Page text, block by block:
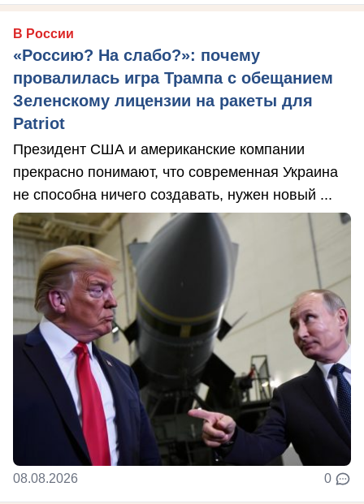
В России
«Россию? На слабо?»: почему
провалилась игра Трампа с обещанием
Зеленскому лицензии на ракеты для
Patriot
Президент США и американские компании
прекрасно понимают, что современная Украина
не способна ничего создавать, нужен новый ...
08.08.2026 0